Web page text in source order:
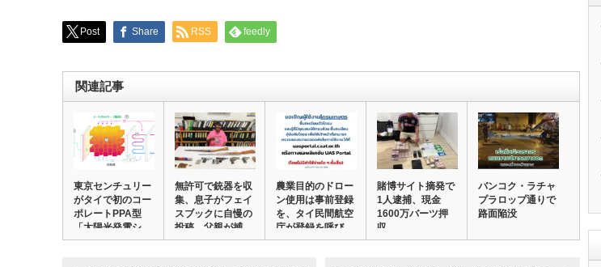
Post Share RSS feedly
関連記事
東京センチュリー
がタイで初のコー
ポレートPPA型
「太陽光発電シ
ス…
無許可で銃器を収
集、息子がフェイ
スブックに自慢の
投稿 父親が捕
ま…
農業目的のドロー
ン使用は事前登録
を、タイ民間航空
庁が登録を呼び
掛…
賭博サイト摘発で
1人逮捕、現金
1600万バーツ押
収
バンコク・ラチャ
プラロップ通りで
路面陥没